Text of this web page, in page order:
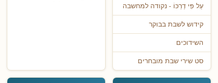
עַל פִּי דַרְכּוֹ - נקודה למחשבה
קידוש לשבת בבוקר
השידוכים
סט שירי שבת מובחרים